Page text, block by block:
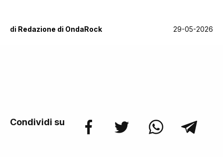
di Redazione di OndaRock 29-05-2026
Condividi su